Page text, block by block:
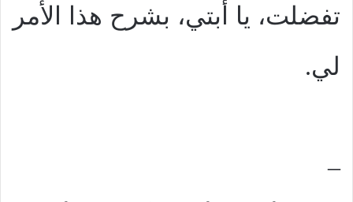
تفضلت، يا أبتي، بشرح هذا الأمر
لي.
–